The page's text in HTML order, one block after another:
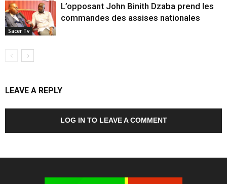
Sacer Tv
L’opposant John Binith Dzaba prend les
commandes des assises nationales
LEAVE A REPLY
LOG IN TO LEAVE A COMMENT